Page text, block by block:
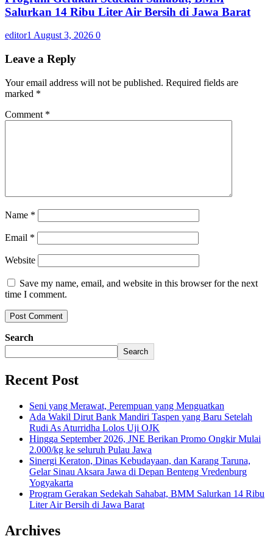
Salurkan 14 Ribu Liter Air Bersih di Jawa Barat
editor1 August 3, 2026 0
Leave a Reply
Your email address will not be published. Required fields are
marked *
Comment *
Name *
Email *
Website
Save my name, email, and website in this browser for the next
time I comment.
Search
Search
Recent Post
Seni yang Merawat, Perempuan yang Menguatkan
Ada Wakil Dirut Bank Mandiri Taspen yang Baru Setelah
Rudi As Aturridha Lolos Uji OJK
Hingga September 2026, JNE Berikan Promo Ongkir Mulai
2.000/kg ke seluruh Pulau Jawa
Sinergi Keraton, Dinas Kebudayaan, dan Karang Taruna,
Gelar Sinau Aksara Jawa di Depan Benteng Vredenburg
Yogyakarta
Program Gerakan Sedekah Sahabat, BMM Salurkan 14 Ribu
Liter Air Bersih di Jawa Barat
Archives